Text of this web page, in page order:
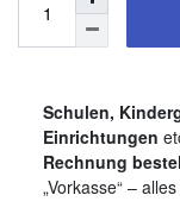
Schulen,
Einrichtungen
Rechnung
„Vorkasse“ –